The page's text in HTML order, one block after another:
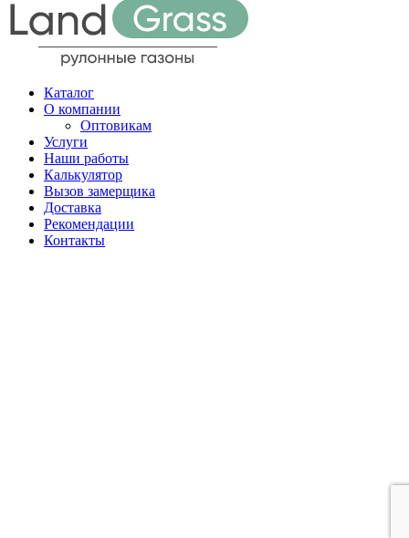
Каталог
О компании
Оптовикам
Услуги
Наши работы
Калькулятор
Вызов замерщика
Доставка
Рекомендации
Контакты